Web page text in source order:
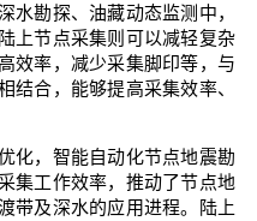
水勘探、油藏动态监测中，
上节点采集则可以减轻复杂
效率，减少采集脚印等，与
结合，能够提高采集效率、
化，智能自动化节点地震勘
集工作效率，推动了节点地
带及深水的应用进程。陆上